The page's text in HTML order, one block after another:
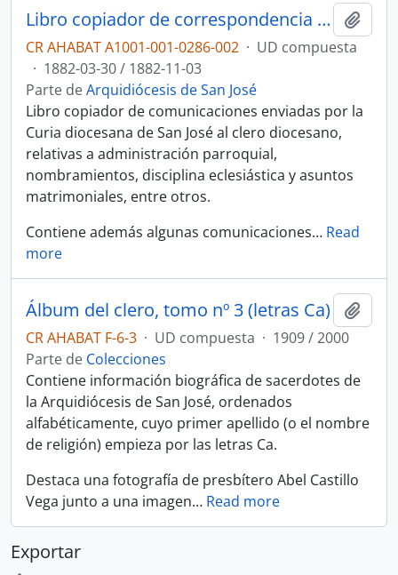
Libro copiador de correspondencia enviada al clero de la Diócesis (1882)
CR AHABAT A1001-001-0286-002 · UD compuesta
· 1882-03-30 / 1882-11-03
Parte deArquidiócesis de San José
Libro copiador de comunicaciones enviadas por la
Curia diocesana de San José al clero diocesano,
relativas a administración parroquial,
nombramientos, disciplina eclesiástica y asuntos
matrimoniales, entre otros.
Contiene además algunas comunicaciones… Read
more
Álbum del clero, tomo nº 3 (letras Ca)
CR AHABAT F-6-3 · UD compuesta · 1909 / 2000
Parte de Colecciones
Contiene información biográfica de sacerdotes de
la Arquidiócesis de San José, ordenados
alfabéticamente, cuyo primer apellido (o el nombre
de religión) empieza por las letras Ca.
Destaca una fotografía de presbítero Abel Castillo
Vega junto a una imagen… Read more
Exportar